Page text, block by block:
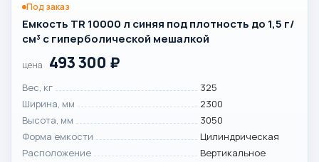
Под заказ
Емкость TR 10000 л синяя под плотность до 1,5 г/
см³ с гиперболической мешалкой
цена 493 300 ₽
Вес, кг
325
Ширина, мм
2300
Высота, мм
3050
Форма емкости
Цилиндрическая
Расположение
Вертикальное